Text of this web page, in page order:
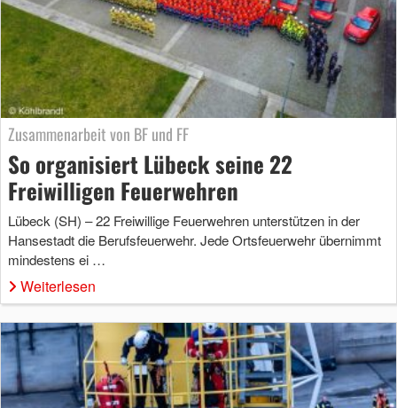
Zusammenarbeit von BF und FF
So organisiert Lübeck seine 22
Freiwilligen Feuerwehren
Lübeck (SH) – 22 Freiwillige Feuerwehren unterstützen in der
Hansestadt die Berufsfeuerwehr. Jede Ortsfeuerwehr übernimmt
mindestens ei …
Weiterlesen